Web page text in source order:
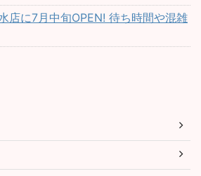
店に7月中旬OPEN! 待ち時間や混雑